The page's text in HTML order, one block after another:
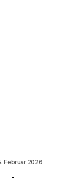
Februar 2026